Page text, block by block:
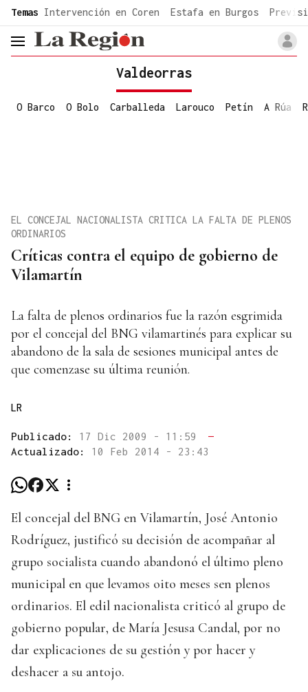
common.go-to-content
Temas Intervención en Coren Estafa en Burgos
header.menu.open
Valdeorras
O Barco O Bolo Carballeda Larouco Petín A Rúa
Críticas contra el equipo de gobierno de
Vilamartín
EL CONCEJAL NACIONALISTA CRITICA LA FALTA DE PLENOS
ORDINARIOS
La falta de plenos ordinarios fue la razón esgrimida
por el concejal del BNG vilamartinés para explicar su
abandono de la sala de sesiones municipal antes de
que comenzase su última reunión.
LR
Publicado: 17 Dic 2009 - 11:59
—
Actualizado: 10 Feb 2014 - 23:43
El concejal del BNG en Vilamartín, José Antonio
Rodríguez, justificó su decisión de acompañar al
grupo socialista cuando abandonó el último pleno
municipal en que levamos oito meses sen plenos
ordinarios. El edil nacionalista criticó al grupo de
gobierno popular, de María Jesusa Candal, por no
dar explicaciones de su gestión y por hacer y
deshacer a su antojo.